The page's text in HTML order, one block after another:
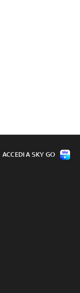
ACCEDI A SKY GO